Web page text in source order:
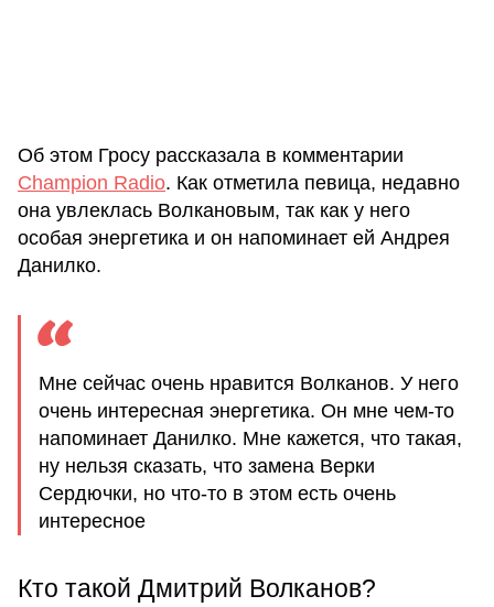
Об этом Гросу рассказала в комментарии
Champion Radio. Как отметила певица, недавно
она увлеклась Волкановым, так как у него
особая энергетика и он напоминает ей Андрея
Данилко.
Мне сейчас очень нравится Волканов. У него
очень интересная энергетика. Он мне чем-то
напоминает Данилко. Мне кажется, что такая,
ну нельзя сказать, что замена Верки
Сердючки, но что-то в этом есть очень
интересное
Кто такой Дмитрий Волканов?